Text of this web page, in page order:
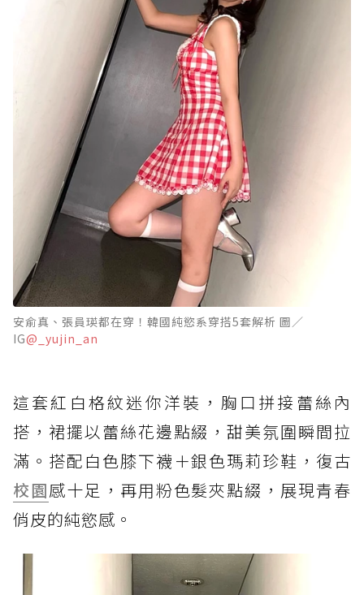
安俞真、張員瑛都在穿！韓國純慾系穿搭5套解析 圖／
IG@_yujin_an
這套紅白格紋迷你洋裝，胸口拼接蕾絲內
搭，裙擺以蕾絲花邊點綴，甜美氛圍瞬間拉
滿。搭配白色膝下襪＋銀色瑪莉珍鞋，復古
校園感十足，再用粉色髮夾點綴，展現青春
俏皮的純慾感。